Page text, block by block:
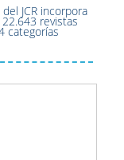
JCR incorpora
revistas
categorías